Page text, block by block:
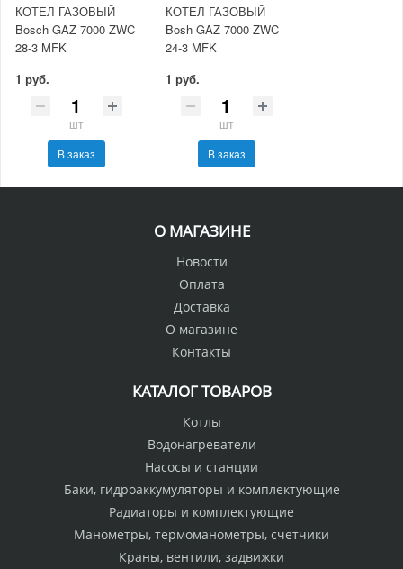
КОТЕЛ ГАЗОВЫЙ
Bosch GAZ 7000 ZWC
28-3 MFK
1 руб.
шт
В заказ
КОТЕЛ ГАЗОВЫЙ
Bosh GAZ 7000 ZWC
24-3 MFK
1 руб.
шт
В заказ
О МАГАЗИНЕ
Новости
Оплата
Доставка
О магазине
Контакты
КАТАЛОГ ТОВАРОВ
Котлы
Водонагреватели
Насосы и станции
Баки, гидроаккумуляторы и комплектующие
Радиаторы и комплектующие
Манометры, термоманометры, счетчики
Краны, вентили, задвижки